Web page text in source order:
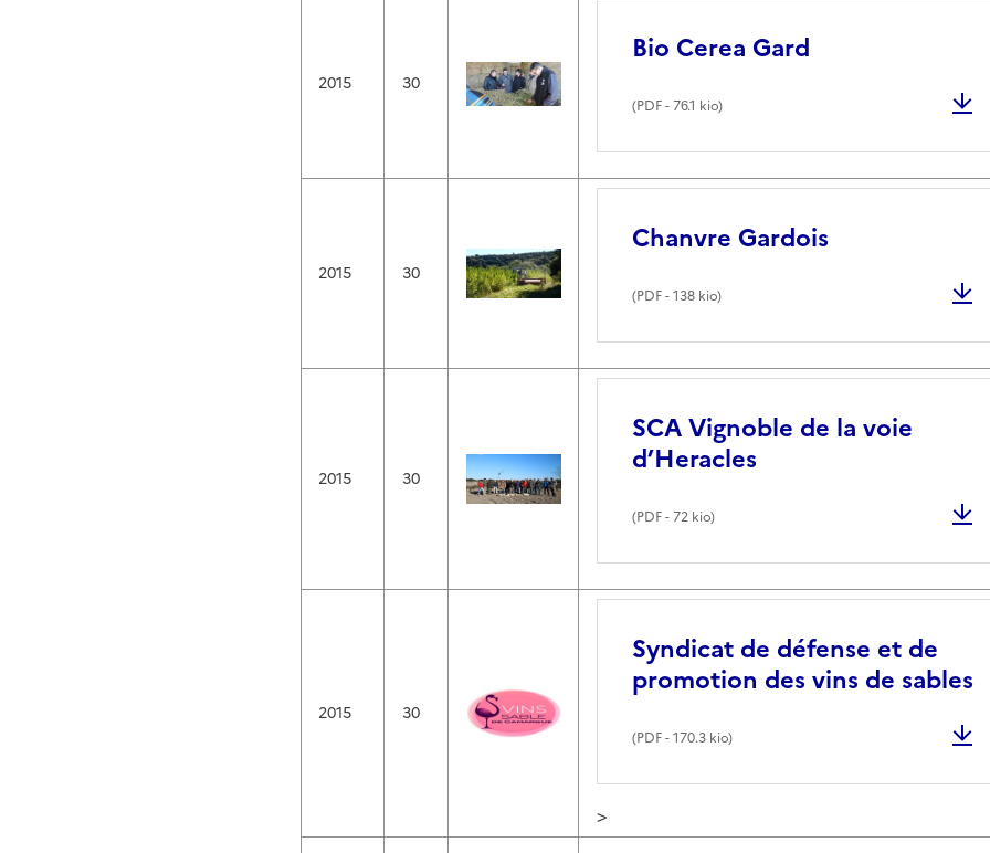
2015 30
Bio Cerea Gard
(PDF- 76.1 kio)
2015 30
Chanvre Gardois
(PDF- 138 kio)
2015 30
SCA Vignoble de la voie
d’Heracles
(PDF- 72 kio)
2015 30
Syndicat de défense et de
promotion des vins de sables
(PDF- 170.3 kio)
>